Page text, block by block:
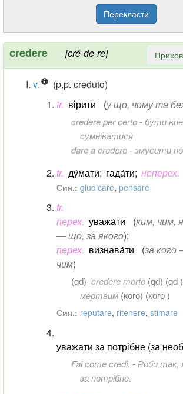
credere [cré-de-re]
v.
(p.p. creduto)
tr. ві́рити (у що, чому та
credere per certo- бути
сумніватися
dare a credere-змусити
tr. ду́мати; гада́ти; неперех.
Син.: giudicare, pensare
tr.
перех. уважа́ти (ким, чим,
— що, за якого);
перех. визнава́ти (за
чим)
(qd) credere morto (qd) (qd
мертвим (кого) (кого )
Син.: reputare, ritenere, stimare
уважати за потрібне (за
Fai come credi. -Роби так,
за потрібне.